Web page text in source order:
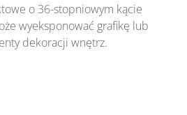
o 36-stopniowym kącie
wyeksponować grafikę lub
dekoracji wnętrz.